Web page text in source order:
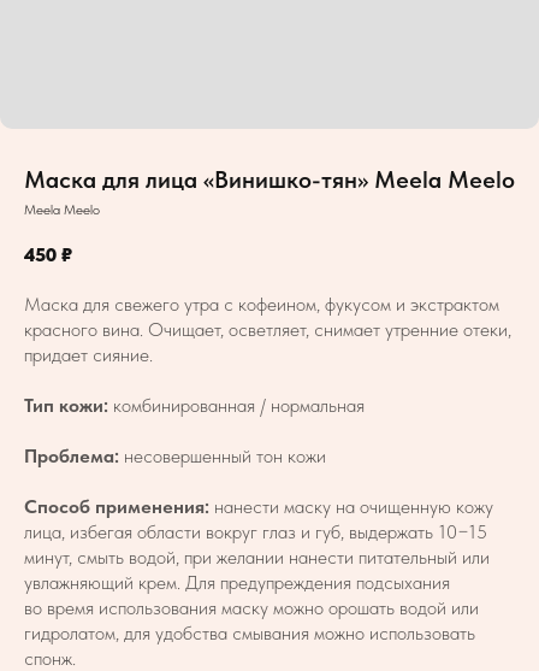
Маска для лица «Винишко-тян» Meela Meelo
Meela Meelo
450 ₽
Маска для свежего утра с кофеином, фукусом и экстрактом
красного вина. Очищает, осветляет, снимает утренние отеки,
придает сияние.
Тип кожи: комбинированная / нормальная
Проблема: несовершенный тон кожи
Способ применения: нанести маску на очищенную кожу
лица, избегая области вокруг глаз и губ, выдержать 10−15
минут, смыть водой, при желании нанести питательный или
увлажняющий крем. Для предупреждения подсыхания
во время использования маску можно орошать водой или
гидролатом, для удобства смывания можно использовать
спонж.